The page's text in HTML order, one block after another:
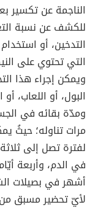
الناجمة عن تكسير
للكشف عن نسبة
التدخين، أو
التي تحتوي على
ويمكن إجراء هذا
البول، أو اللعاب،
ومدّة بقائه في
مرات تناوله؛ حيثُ
لفترة تصل إلى
في الدم، وأربعة
أشهر في بصيلات
لأيّ تحضير مسبق